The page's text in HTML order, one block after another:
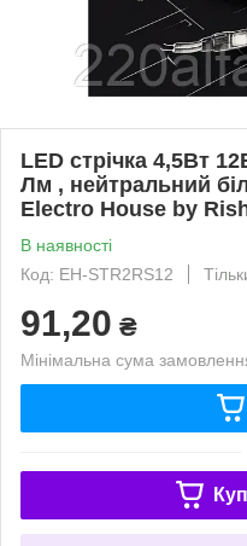
LED стрічка 4,5Вт
Лм , нейтральний
Electro House by
В наявності
Код: EH-STR2RS12
91,20 ₴
Мінімальна сума